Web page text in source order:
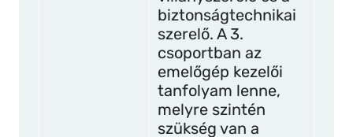
biztonságtechnikai
szerelő. A 3.
csoportban az
emelőgép kezelői
tanfolyam lenne,
melyre szintén
szükség van a